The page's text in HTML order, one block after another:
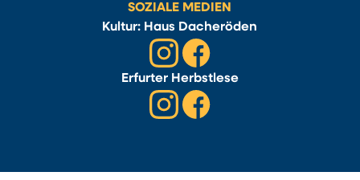
SOZIALE MEDIEN
Kultur: Haus Dacheröden
Erfurter Herbstlese